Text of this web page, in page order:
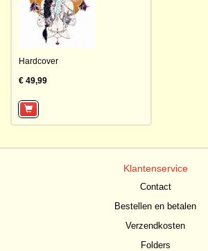
Hardcover
€ 49,99
Klantenservice
Contact
Bestellen en betalen
Verzendkosten
Folders